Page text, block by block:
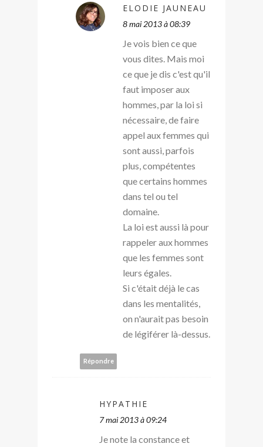
ELODIE JAUNEAU
8 mai 2013 à 08:39
Je vois bien ce que
vous dites. Mais moi
ce que je dis c'est qu'il
faut imposer aux
hommes, par la loi si
nécessaire, de faire
appel aux femmes qui
sont aussi, parfois
plus, compétentes
que certains hommes
dans tel ou tel
domaine.
La loi est aussi là pour
rappeler aux hommes
que les femmes sont
leurs égales.
Si c'était déjà le cas
dans les mentalités,
on n'aurait pas besoin
de légiférer là-dessus.
Répondre
HYPATHIE
7 mai 2013 à 09:24
Je note la constance et